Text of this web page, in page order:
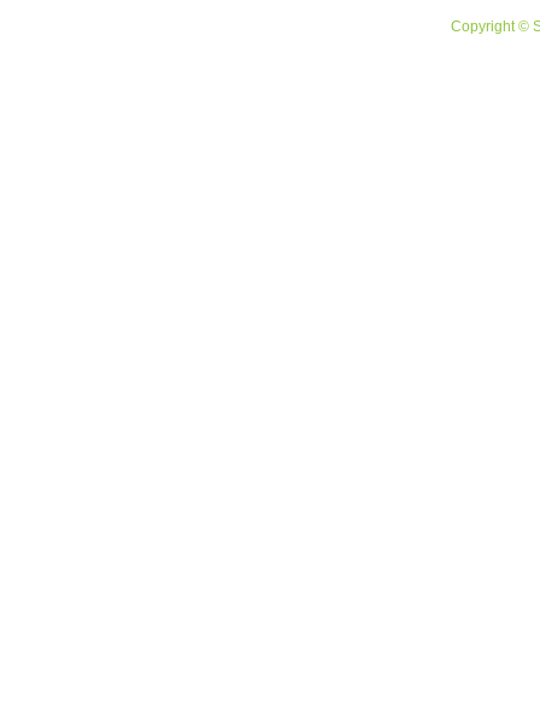
Copyright ©